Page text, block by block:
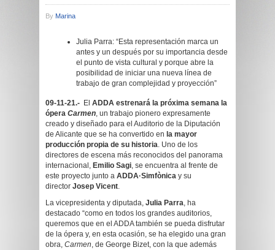
By Marina
Julia Parra: “Esta representación marca un
antes y un después por su importancia desde
el punto de vista cultural y porque abre la
posibilidad de iniciar una nueva línea de
trabajo de gran complejidad y proyección”
09-11-21.- El ADDA estrenará la próxima semana la
ópera Carmen, un trabajo pionero expresamente
creado y diseñado para el Auditorio de la Diputación
de Alicante que se ha convertido en la mayor
producción propia de su historia. Uno de los
directores de escena más reconocidos del panorama
internacional, Emilio Sagi, se encuentra al frente de
este proyecto junto a ADDA·Simfònica y su
director Josep Vicent.
La vicepresidenta y diputada, Julia Parra, ha
destacado “como en todos los grandes auditorios,
queremos que en el ADDA también se pueda disfrutar
de la ópera y, en esta ocasión, se ha elegido una gran
obra, Carmen, de George Bizet, con la que además